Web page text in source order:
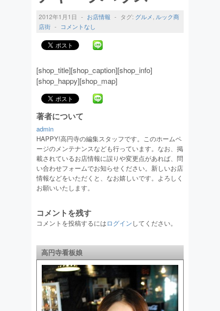
2012年1月1日 - お店情報 - タグ: グルメ, ルック商
店街 - コメントなし
[shop_title][shop_caption][shop_info]
[shop_happy][shop_map]
著者について
admin
HAPPY!高円寺の編集スタッフです。このホームペ
ージのメンテナンスなども行っています。なお、掲
載されているお店情報に誤りや変更点があれば、問
い合わせフォームでお知らせください。新しいお店
情報などをいただくと、なお嬉しいです。よろしく
お願いいたします。
コメントを残す
コメントを投稿するにはログインしてください。
高円寺看板娘